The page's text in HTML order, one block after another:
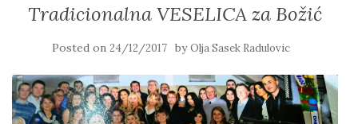
Tradicionalna VESELICA za Božić
Posted on 24/12/2017 byOlja Sasek Radulovic